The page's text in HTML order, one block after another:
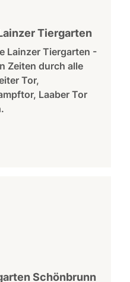
Tiergarten
Lainzer Tiergarten -
Zeiten durch alle
Tor,
Laaber Tor
Schönbrunn